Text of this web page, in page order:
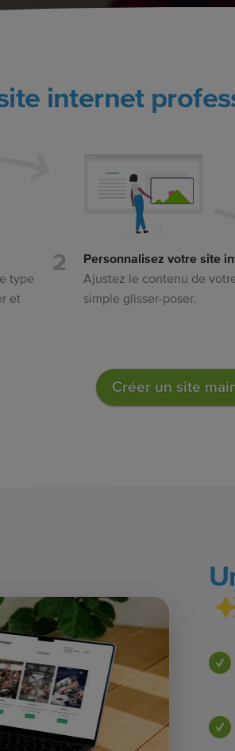
internet
type
et
Personnalisez votre site
Ajustez le contenu de
simple glisser-poser.
Créer un site